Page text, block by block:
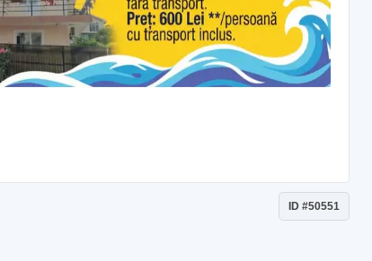
ID #50551